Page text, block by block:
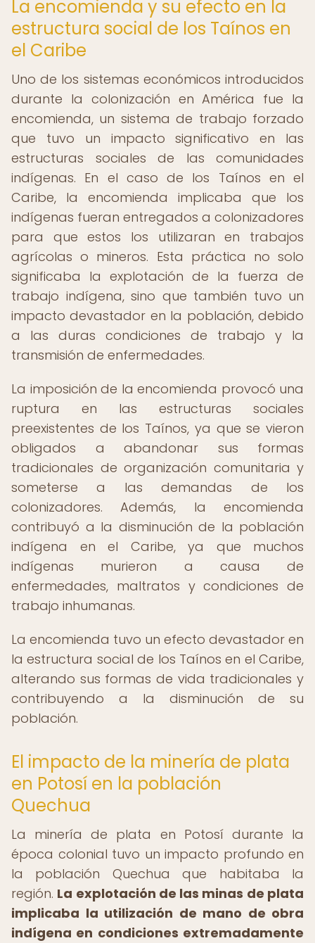
La encomienda y su efecto en la
estructura social de los Taínos en
el Caribe
Uno de los sistemas económicos introducidos
durante la colonización en América fue la
encomienda, un sistema de trabajo forzado
que tuvo un impacto significativo en las
estructuras sociales de las comunidades
indígenas. En el caso de los Taínos en el
Caribe, la encomienda implicaba que los
indígenas fueran entregados a colonizadores
para que estos los utilizaran en trabajos
agrícolas o mineros. Esta práctica no solo
significaba la explotación de la fuerza de
trabajo indígena, sino que también tuvo un
impacto devastador en la población, debido
a las duras condiciones de trabajo y la
transmisión de enfermedades.
La imposición de la encomienda provocó una
ruptura en las estructuras sociales
preexistentes de los Taínos, ya que se vieron
obligados a abandonar sus formas
tradicionales de organización comunitaria y
someterse a las demandas de los
colonizadores. Además, la encomienda
contribuyó a la disminución de la población
indígena en el Caribe, ya que muchos
indígenas murieron a causa de
enfermedades, maltratos y condiciones de
trabajo inhumanas.
La encomienda tuvo un efecto devastador en
la estructura social de los Taínos en el Caribe,
alterando sus formas de vida tradicionales y
contribuyendo a la disminución de su
población.
El impacto de la minería de plata
en Potosí en la población
Quechua
La minería de plata en Potosí durante la
época colonial tuvo un impacto profundo en
la población Quechua que habitaba la
región. La explotación de las minas de plata
implicaba la utilización de mano de obra
indígena en condiciones extremadamente